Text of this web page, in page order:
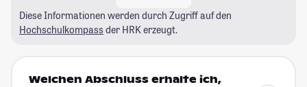
Diese Informationen werden durch Zugriff auf den
Hochschulkompass der HRK erzeugt.
Welchen Abschluss erhalte ich,